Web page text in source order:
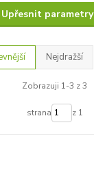
Upřesnit parametry
Nejdražší
Zobrazuji 1-3 z 3
strana z 1